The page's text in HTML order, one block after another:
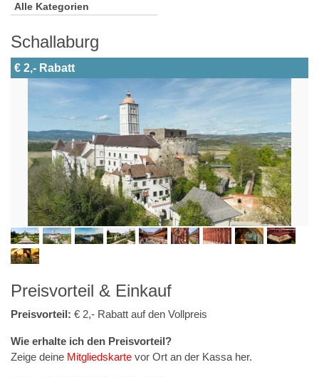
Alle Kategorien
Schallaburg
€ 2,- Rabatt
Preisvorteil & Einkauf
Preisvorteil: € 2,- Rabatt auf den Vollpreis
Wie erhalte ich den Preisvorteil?
Zeige deine Mitgliedskarte vor Ort an der Kassa her.